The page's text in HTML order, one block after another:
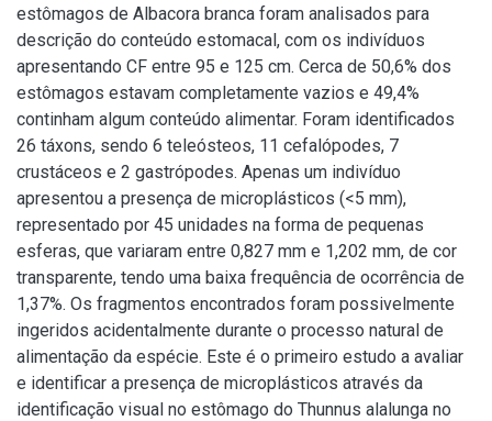
estômagos de Albacora branca foram analisados para
descrição do conteúdo estomacal, com os indivíduos
apresentando CF entre 95 e 125 cm. Cerca de 50,6% dos
estômagos estavam completamente vazios e 49,4%
continham algum conteúdo alimentar. Foram identificados
26 táxons, sendo 6 teleósteos, 11 cefalópodes, 7
crustáceos e 2 gastrópodes. Apenas um indivíduo
apresentou a presença de microplásticos (<5 mm),
representado por 45 unidades na forma de pequenas
esferas, que variaram entre 0,827 mm e 1,202 mm, de cor
transparente, tendo uma baixa frequência de ocorrência de
1,37%. Os fragmentos encontrados foram possivelmente
ingeridos acidentalmente durante o processo natural de
alimentação da espécie. Este é o primeiro estudo a avaliar
e identificar a presença de microplásticos através da
identificação visual no estômago do Thunnus alalunga no